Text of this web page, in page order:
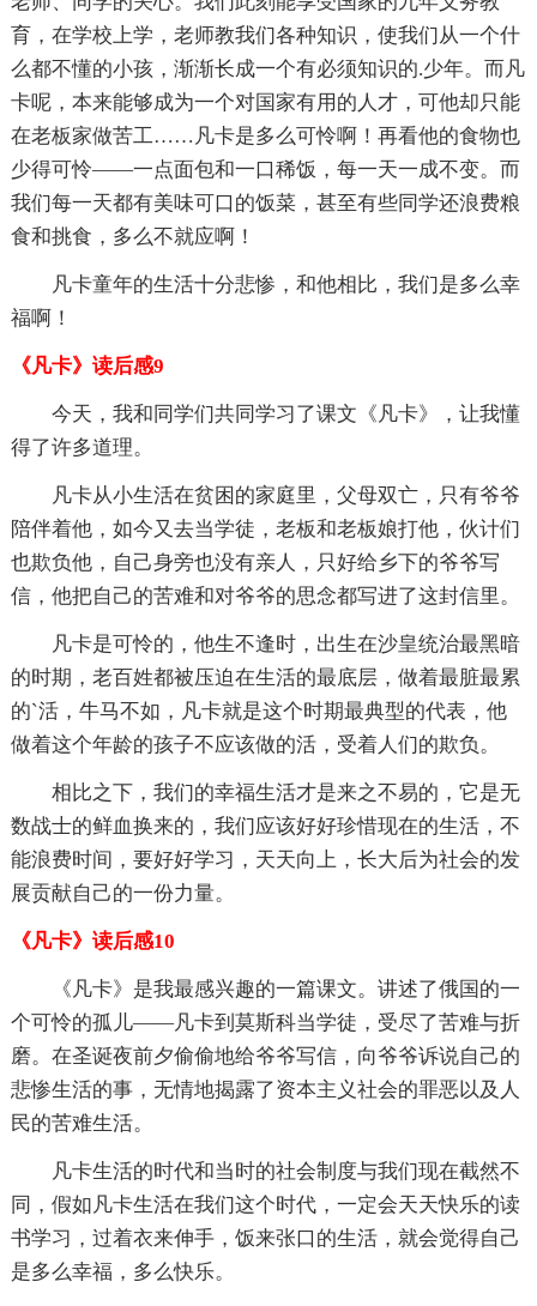
育，在学校上学，老师教我们各种知识，使我们从一个什
么都不懂的小孩，渐渐长成一个有必须知识的.少年。而凡
卡呢，本来能够成为一个对国家有用的人才，可他却只能
在老板家做苦工……凡卡是多么可怜啊！再看他的食物也
少得可怜——一点面包和一口稀饭，每一天一成不变。而
我们每一天都有美味可口的饭菜，甚至有些同学还浪费粮
食和挑食，多么不就应啊！
凡卡童年的生活十分悲惨，和他相比，我们是多么幸
福啊！
《凡卡》读后感9
今天，我和同学们共同学习了课文《凡卡》，让我懂
得了许多道理。
凡卡从小生活在贫困的家庭里，父母双亡，只有爷爷
陪伴着他，如今又去当学徒，老板和老板娘打他，伙计们
也欺负他，自己身旁也没有亲人，只好给乡下的爷爷写
信，他把自己的苦难和对爷爷的思念都写进了这封信里。
凡卡是可怜的，他生不逢时，出生在沙皇统治最黑暗
的时期，老百姓都被压迫在生活的最底层，做着最脏最累
的`活，牛马不如，凡卡就是这个时期最典型的代表，他
做着这个年龄的孩子不应该做的活，受着人们的欺负。
相比之下，我们的幸福生活才是来之不易的，它是无
数战士的鲜血换来的，我们应该好好珍惜现在的生活，不
能浪费时间，要好好学习，天天向上，长大后为社会的发
展贡献自己的一份力量。
《凡卡》读后感10
《凡卡》是我最感兴趣的一篇课文。讲述了俄国的一
个可怜的孤儿——凡卡到莫斯科当学徒，受尽了苦难与折
磨。在圣诞夜前夕偷偷地给爷爷写信，向爷爷诉说自己的
悲惨生活的事，无情地揭露了资本主义社会的罪恶以及人
民的苦难生活。
凡卡生活的时代和当时的社会制度与我们现在截然不
同，假如凡卡生活在我们这个时代，一定会天天快乐的读
书学习，过着衣来伸手，饭来张口的生活，就会觉得自己
是多么幸福，多么快乐。